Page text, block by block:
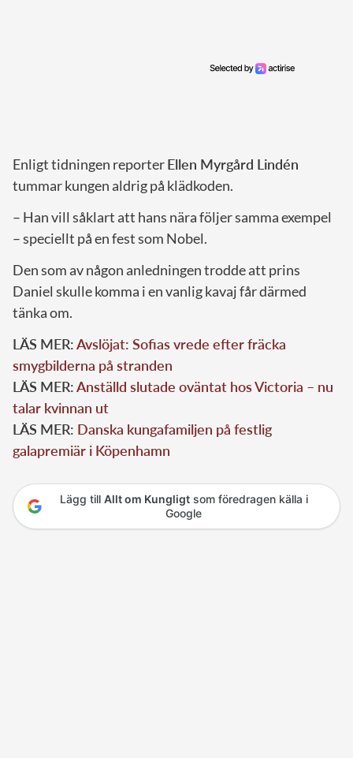
Enligt tidningen reporterEllen Myrgård Lindén
tummar kungen aldrig på klädkoden.
– Han vill såklart att hans nära följer samma exempel
– speciellt på en fest som Nobel.
Den som av någon anledningen trodde att prins
Daniel skulle komma i en vanlig kavaj får därmed
tänka om.
LÄS MER:Avslöjat: Sofias vrede efter fräcka
smygbilderna på stranden
LÄS MER:Anställd slutade oväntat hos Victoria – nu
talar kvinnan ut
LÄS MER: Danska kungafamiljen på festlig
galapremiär i Köpenhamn
Lägg till Allt om Kungligtsom föredragen källa i
Google